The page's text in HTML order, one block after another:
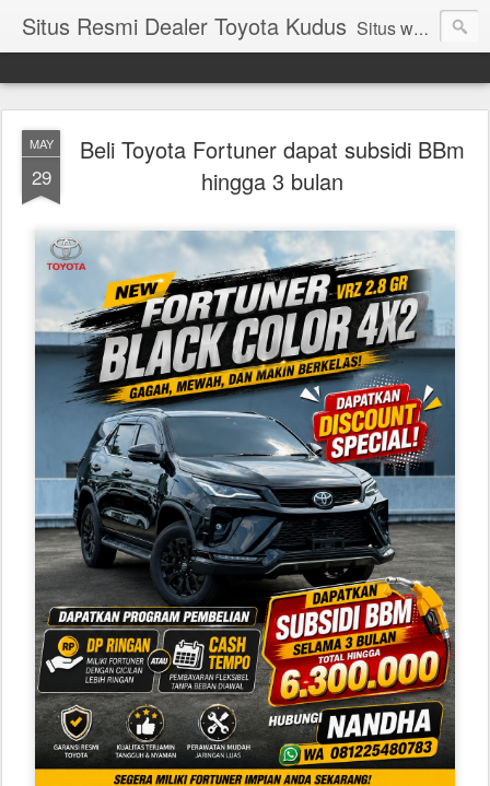
Situs Resmi Dealer Toyota Kudus Situs web Resmi Dealer Toyota Kudus, Toyota Pati,Toyota Demak, Toyota Jepara, Toyota Purwodadi, Informasi,Spesifikasi,Daftar Harga Terbaru Mobil Toyota, Agya, Calya, Avanza, Innova, Nav1, Sienta, Yaris, Etios, Rush, Fortuner, Land Cruiser, Altis,Vios, Camry, Alphard, Velfire, Hilux, Hiace, Dyna, FT86, Promo dan Event Toyota, Paket DP Angsuran bunga Ringan, kudus, sedan, mpv, suv, mobil toyota termurah
MAY
29
Beli Toyota Fortuner dapat subsidi BBm
hingga 3 bulan